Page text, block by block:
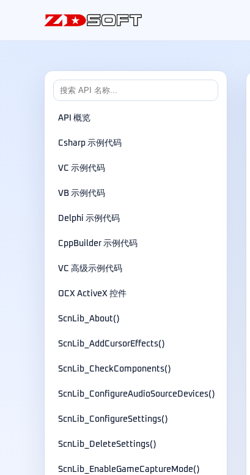
API 概览
Csharp 示例代码
VC 示例代码
VB 示例代码
Delphi 示例代码
CppBuilder 示例代码
VC 高级示例代码
OCX ActiveX 控件
ScnLib_About()
ScnLib_AddCursorEffects()
ScnLib_CheckComponents()
ScnLib_ConfigureAudioSourceDevices()
ScnLib_ConfigureSettings()
ScnLib_DeleteSettings()
ScnLib_EnableGameCaptureMode()